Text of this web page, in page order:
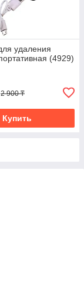
удаления
(4929)
2 900 ₸
Купить